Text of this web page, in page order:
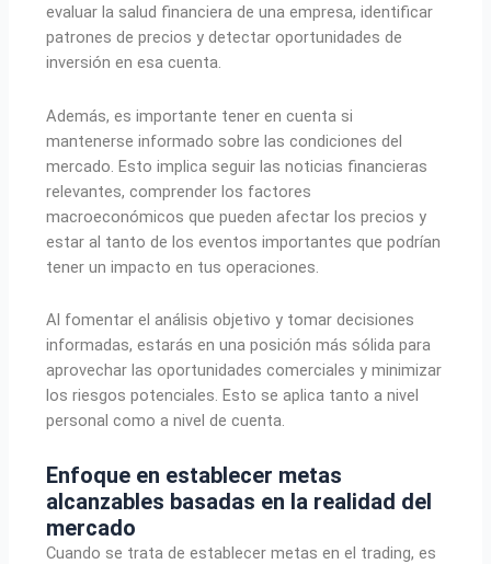
evaluar la salud financiera de una empresa, identificar
patrones de precios y detectar oportunidades de
inversión en esa cuenta.
Además, es importante tener en cuenta si
mantenerse informado sobre las condiciones del
mercado. Esto implica seguir las noticias financieras
relevantes, comprender los factores
macroeconómicos que pueden afectar los precios y
estar al tanto de los eventos importantes que podrían
tener un impacto en tus operaciones.
Al fomentar el análisis objetivo y tomar decisiones
informadas, estarás en una posición más sólida para
aprovechar las oportunidades comerciales y minimizar
los riesgos potenciales. Esto se aplica tanto a nivel
personal como a nivel de cuenta.
Enfoque en establecer metas
alcanzables basadas en la realidad del
mercado
Cuando se trata de establecer metas en el trading, es